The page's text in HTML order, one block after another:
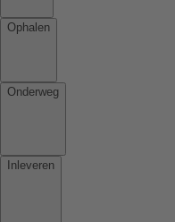
Ophalen
Onderweg
Inleveren